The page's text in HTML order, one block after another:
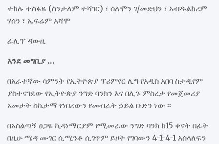
ተክሉ ተስፋዬ (ስንታለም ተሻገር) ፣ ሰለሞን ገ/መድህን ፣ አብዱልከሪም
ሃሰን ፣ ኤፍሬም አሻሞ
ፊሊፕ ዳውዚ
እንደ መግቢያ …
በአራተኛው ሳምንት የኢትዮጵያ ፕሪምየር ሊግ የአዲስ አበባ ስታዲየም
ያስተናገደው የኢትዮጵያ ንግድ ባንክን እና በሊጉ ምስረታ የመጀመሪያ
አመታት ስኬታማ የነበረውን የመብራት ኃይል ቡድን ነው ፡፡
በአስልጣኝ ፀጋዬ ኪዳነማርያም የሚመራው ንግድ ባንክ ከ15 ቀናት በፊት
በዚሁ ሜዳ ሙገር ሲሚንቶ ሲገጥም ይዞት የገባውን 4-1-4-1 አሰላለፍን